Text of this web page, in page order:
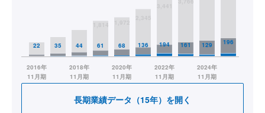
長期業績データ（15年）を開く